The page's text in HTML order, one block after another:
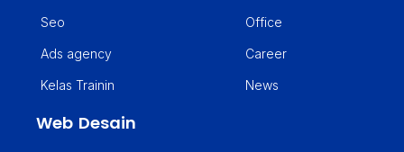
Seo
Ads agency
Kelas Trainin
Office
Career
News
Web Desain